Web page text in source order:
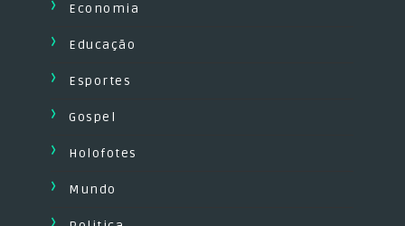
Economia
Educação
Esportes
Gospel
Holofotes
Mundo